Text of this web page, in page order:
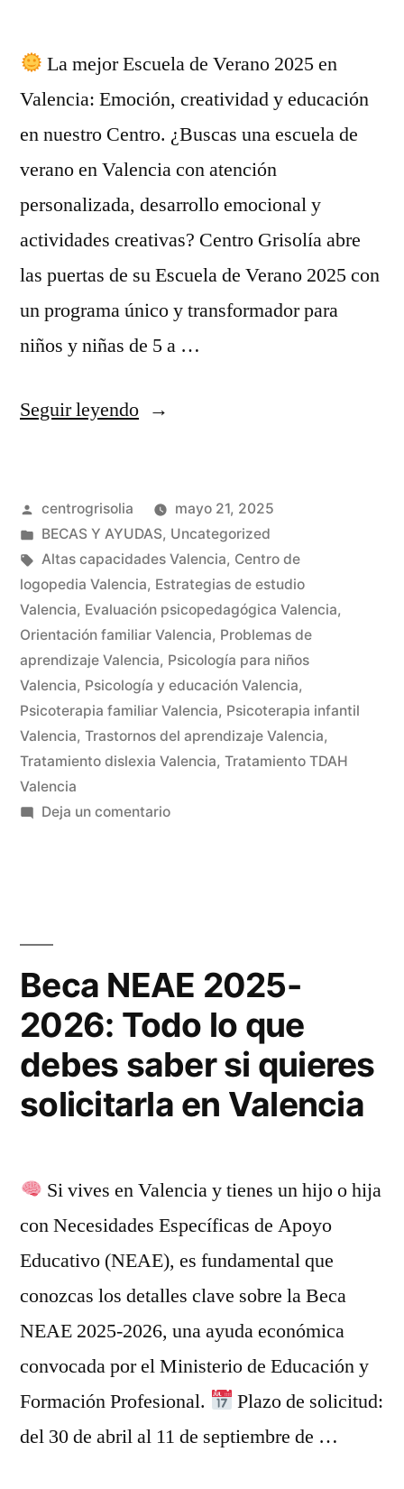
La mejor Escuela de Verano 2025 en
Valencia: Emoción, creatividad y educación
en nuestro Centro. ¿Buscas una escuela de
verano en Valencia con atención
personalizada, desarrollo emocional y
actividades creativas? Centro Grisolía abre
las puertas de su Escuela de Verano 2025 con
un programa único y transformador para
niños y niñas de 5 a …
Seguir leyendo
centrogrisolia
mayo 21, 2025
BECAS Y AYUDAS, Uncategorized
Altas capacidades Valencia, Centro de
logopedia Valencia, Estrategias de estudio
Valencia, Evaluación psicopedagógica Valencia,
Orientación familiar Valencia, Problemas de
aprendizaje Valencia, Psicología para niños
Valencia, Psicología y educación Valencia,
Psicoterapia familiar Valencia, Psicoterapia infantil
Valencia, Trastornos del aprendizaje Valencia,
Tratamiento dislexia Valencia, Tratamiento TDAH
Valencia
Deja un comentario
Beca NEAE 2025-
2026: Todo lo que
debes saber si quieres
solicitarla en Valencia
Si vives en Valencia y tienes un hijo o hija
con Necesidades Específicas de Apoyo
Educativo (NEAE), es fundamental que
conozcas los detalles clave sobre la Beca
NEAE 2025-2026, una ayuda económica
convocada por el Ministerio de Educación y
Formación Profesional.
Plazo de solicitud:
del 30 de abril al 11 de septiembre de …